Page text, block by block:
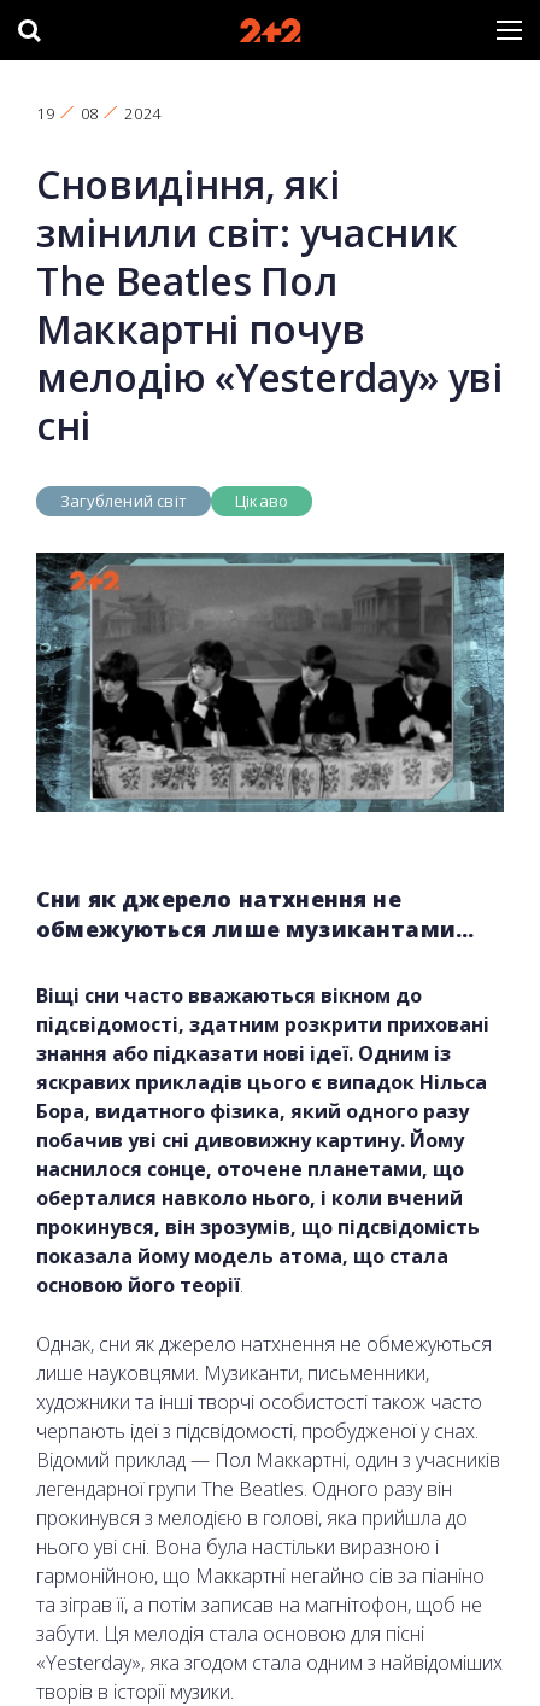
19 08 2024
Сновидіння, які
змінили світ: учасник
The Beatles Пол
Маккартні почув
мелодію «Yesterday» уві
сні
Загублений світ Цікаво
Сни як джерело натхнення не
обмежуються лише музикантами...
Віщі сни часто вважаються вікном до
підсвідомості, здатним розкрити приховані
знання або підказати нові ідеї. Одним із
яскравих прикладів цього є випадок Нільса
Бора, видатного фізика, який одного разу
побачив уві сні дивовижну картину. Йому
наснилося сонце, оточене планетами, що
оберталися навколо нього, і коли вчений
прокинувся, він зрозумів, що підсвідомість
показала йому модель атома, що стала
основою його теорії.
Однак, сни як джерело натхнення не обмежуються
лише науковцями. Музиканти, письменники,
художники та інші творчі особистості також часто
черпають ідеї з підсвідомості, пробудженої у снах.
Відомий приклад — Пол Маккартні, один з учасників
легендарної групи The Beatles. Одного разу він
прокинувся з мелодією в голові, яка прийшла до
нього уві сні. Вона була настільки виразною і
гармонійною, що Маккартні негайно сів за піаніно
та зіграв її, а потім записав на магнітофон, щоб не
забути. Ця мелодія стала основою для пісні
«Yesterday», яка згодом стала одним з найвідоміших
творів в історії музики.